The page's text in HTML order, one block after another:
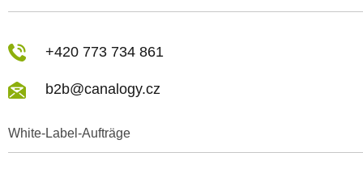
White-Label-Aufträge
+420 773 734 861
b2b@canalogy.cz